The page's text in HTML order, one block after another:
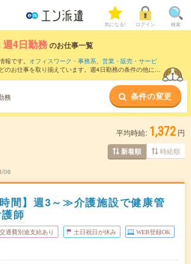
気になる! ログイン 検索
週4日勤務のお仕事一覧
報です。 オフィスワーク・事務系、 営業・販売・サービ
のお仕事を取り揃えています。週4日勤務の条件の他に、
務 条件の変更
平均時給: 1,372 円
新着順 時給順
06
時間】週3～≫介護施設で健康管
師
交通費別途支給あり 土日祝日が休み WEB登録OK